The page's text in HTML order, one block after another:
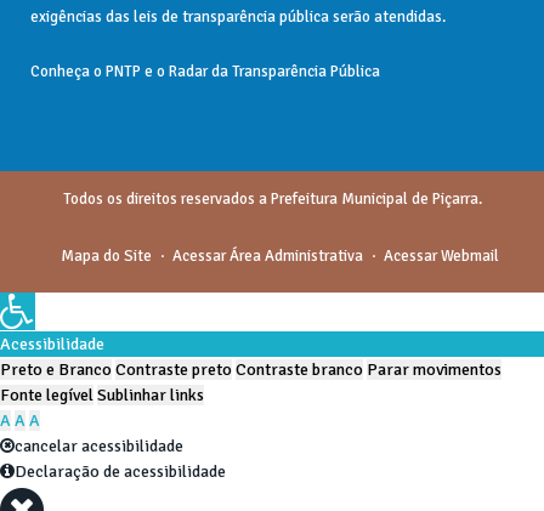
exigências das leis de transparência públicaserão atendidas.
Conheça o PNTP e o Radar da Transparência Pública
Todos os direitos reservados a Prefeitura Municipal de Piçarra.
Mapa do Site Acessar Área Administrativa Acessar Webmail
Acessibilidade
Preto e BrancoContraste pretoContraste branco Parar movimentos
Fonte legívelSublinhar links
AAA
cancelar acessibilidade
Declaração de acessibilidade